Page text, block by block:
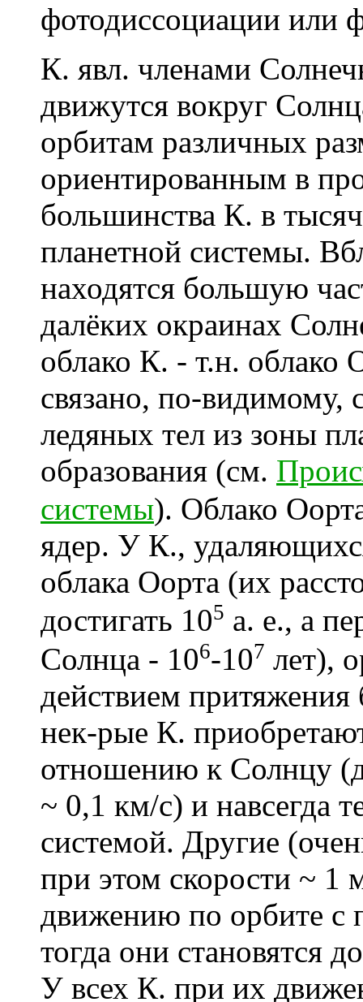
фотодиссоциации или
К. явл. членами
движутся вокруг
орбитам различных
ориентированным в
большинства К. в
планетной системы.
находятся большую
далёких окраинах
облако К. - т.н. облако
связано, по-видимому,
ледяных тел из зоны
образования (см.
системы). Облако
ядер. У К.,
облака Оорта (их
достигать 105 а. е., а
Солнца - 106-107 лет),
действием
нек-рые К.
отношению к Солнцу
~ 0,1 км/с) и навсегда
системой. Другие
при этом скорости ~ 1
движению по орбите с
тогда они становятся
У всех К. при их